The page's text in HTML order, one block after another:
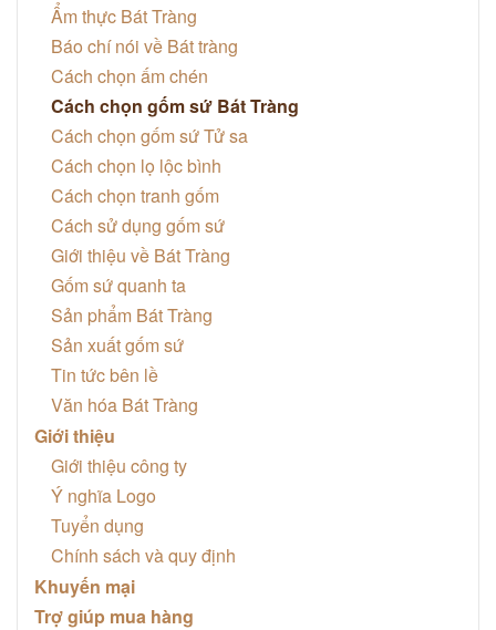
Ẩm thực Bát Tràng
Báo chí nói về Bát tràng
Cách chọn ấm chén
Cách chọn gốm sứ Bát Tràng
Cách chọn gốm sứ Tử sa
Cách chọn lọ lộc bình
Cách chọn tranh gốm
Cách sử dụng gốm sứ
Giới thiệu về Bát Tràng
Gốm sứ quanh ta
Sản phẩm Bát Tràng
Sản xuất gốm sứ
Tin tức bên lề
Văn hóa Bát Tràng
Giới thiệu
Giới thiệu công ty
Ý nghĩa Logo
Tuyển dụng
Chính sách và quy định
Khuyến mại
Trợ giúp mua hàng